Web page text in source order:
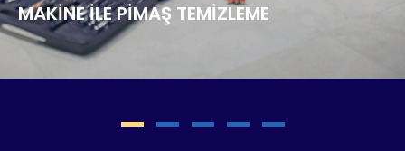
MAKINE İLE PIMAŞ TEMIZLEME